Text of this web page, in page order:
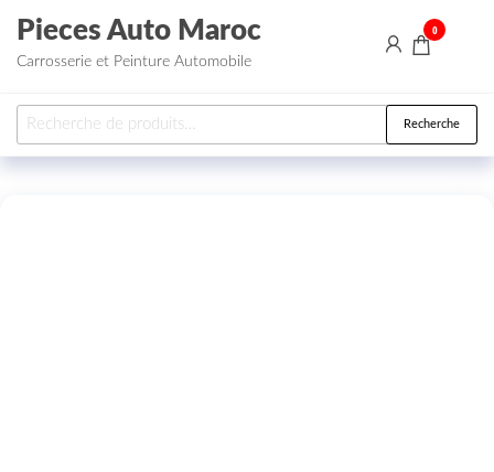
Aller au contenu
Pieces Auto Maroc
Carrosserie et Peinture Automobile
0
Recherche pour : Recherche